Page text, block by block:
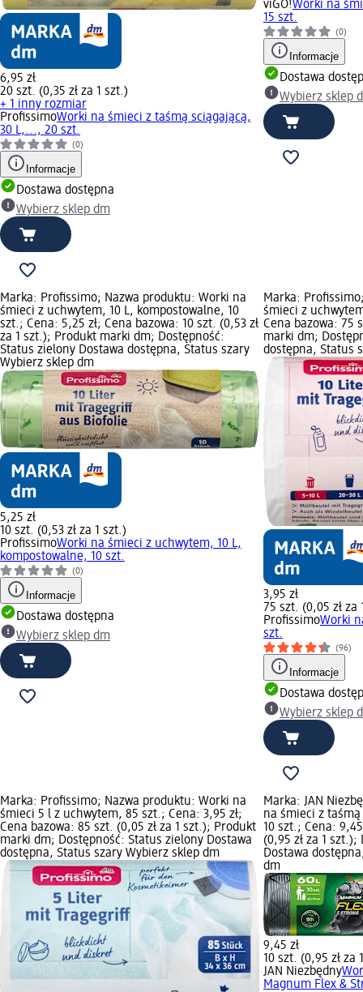
6,95 zł
20 szt. (0,35 zł za 1 szt.)
+ 1 inny rozmiar
ProfissimoWorki na śmieci z taśmą sciągającą,
30 L,..., 20 szt.
(0)
Informacje
Dostawa dostępna
Wybierz sklep dm
viGO!Worki na
15 szt.
(0)
Informacje
Dostawa
Wybierz sklep
Marka: Profissimo; Nazwa produktu: Worki na
śmieci z uchwytem, 10 L, kompostowalne, 10
szt.; Cena: 5,25 zł; Cena bazowa: 10 szt. (0,53 zł
za 1 szt.); Produkt marki dm; Dostępność:
Status zielony Dostawa dostępna, Status szary
Wybierz sklep dm
5,25 zł
10 szt. (0,53 zł za 1 szt.)
ProfissimoWorki na śmieci z uchwytem, 10 L,
kompostowalne, 10 szt.
(0)
Informacje
Dostawa dostępna
Wybierz sklep dm
Marka:
śmieci z
Cena bazowa: 75
marki dm;
dostępna, Status
3,95 zł
75 szt. (0,05 zł za
ProfissimoWorki
szt.
(96)
Informacje
Dostawa
Wybierz sklep
Marka: Profissimo; Nazwa produktu: Worki na
śmieci 5 l z uchwytem, 85 szt.; Cena: 3,95 zł;
Cena bazowa: 85 szt. (0,05 zł za 1 szt.); Produkt
marki dm; Dostępność: Status zielony Dostawa
dostępna, Status szary Wybierz sklep dm
Marka: JAN
na śmieci z
10 szt.; Cena:
(0,95 zł za 1
Dostawa
dm
9,45 zł
10 szt. (0,95 zł za
JAN Niezbędny
Magnum Flex &